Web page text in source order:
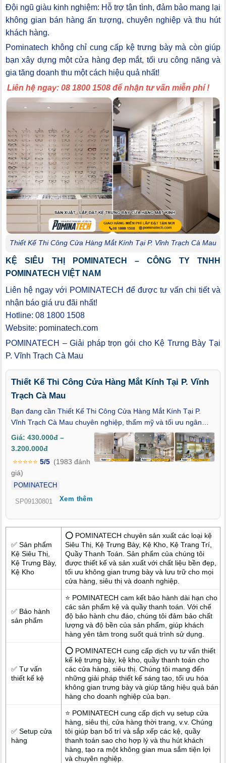
Đội ngũ giàu kinh nghiệm: Hỗ trợ tận tình, đảm bảo mang lại
không gian bán hàng ấn tượng, chuyên nghiệp và thu hút
khách hàng.
Pominatech không chỉ cung cấp kệ trưng bày mà còn giúp
bạn xây dựng một cửa hàng đẹp mắt, tối ưu công năng và
gia tăng doanh thu một cách hiệu quả nhất!
Liên hệ ngay: 08 1800 1508 để nhận tư vấn miễn phí !
Thiết Kế Thi Công Cửa Hàng Mắt Kính Tại P. Vĩnh Trạch Cà Mau
KỆ SIÊU THỊ POMINATECH – CÔNG TY TNHH
POMINATECH VIỆT NAM
Liên hệ ngay với POMINATECH để được tư vấn chi tiết và
nhận báo giá ưu đãi nhất!
Hotline: 08 1800 1508
Website: pominatech.com
POMINATECH – Giải pháp trọn gói cho Kệ Trưng Bày Tại
P. Vĩnh Trạch Cà Mau
Thiết Kế Thi Công Cửa Hàng Mắt Kính Tại P. Vĩnh
Trạch Cà Mau
Bạn đang cần Thiết Kế Thi Công Cửa Hàng Mắt Kính Tại P.
Vĩnh Trạch Cà Mau chuyên nghiệp, thẩm mỹ và tối ưu ngân
sách? Chúng tôi mang đến giải pháp thiết kế hiện đại, bố trí
khoa học, giúp cửa hàng nổi bật và thu hút khách hàng ngay từ
cái nhìn đầu tiên. Thi công nhanh chóng, đúng tiến độ, bảo
hành rõ ràng. Liên hệ ngay để sở hữu không gian kinh doanh
mắt kính chuẩn thương hiệu!
Giá: 430.000đ –
3.200.000đ
⭐⭐⭐⭐⭐ 5/5 (1983 đánh
giá)
POMINATECH
SP09130801 Xem thêm
✅ Sản phẩm
Kệ Siêu Thị,
Kệ Trưng Bày,
Kệ Kho
⭕ POMINATECH chuyên sản xuất các loại kệ
Siêu Thị, Kệ Trưng Bày, Kệ Kho, Kệ Trang Trí,
Quầy Thanh Toán. Sản phẩm của chúng tôi
được thiết kế và sản xuất với chất liệu bền đẹp,
tối ưu không gian trưng bày và lưu trữ cho mọi
cửa hàng, siêu thị và doanh nghiệp.
✅ Bảo hành
sản phẩm
⭐ POMINATECH cam kết bảo hành dài hạn cho
các sản phẩm kệ và quầy thanh toán. Với chế
độ bảo hành chu đáo, chúng tôi đảm bảo chất
lượng và độ bền của sản phẩm, giúp khách
hàng yên tâm trong suốt quá trình sử dụng.
✅ Tư vấn
thiết kế kệ
⭕ POMINATECH cung cấp dịch vụ tư vấn thiết
kế kệ trưng bày, kệ kho, quầy thanh toán cho
các cửa hàng, siêu thị. Chúng tôi mang đến
những giải pháp thiết kế sáng tạo, tối ưu hóa
không gian trưng bày và giúp tăng hiệu quả bán
hàng cho doanh nghiệp của bạn.
✅ Setup cửa
hàng
⭐ POMINATECH cung cấp dịch vụ setup cửa
hàng, siêu thị, cửa hàng thời trang, v.v. Chúng
tôi giúp bạn bố trí và sắp xếp các kệ, quầy
thanh toán sao cho hợp lý và thu hút khách
hàng, tạo ra một không gian mua sắm tiện lợi
và chuyên nghiệp.